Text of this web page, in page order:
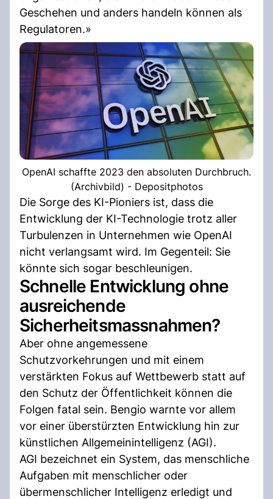
Geschehen und anders handeln können als
Regulatoren.»
OpenAI schaffte 2023 den absoluten Durchbruch.
(Archivbild) - Depositphotos
Die Sorge des KI-Pioniers ist, dass die
Entwicklung der KI-Technologie trotz aller
Turbulenzen in Unternehmen wie OpenAI
nicht verlangsamt wird. Im Gegenteil: Sie
könnte sich sogar beschleunigen.
Schnelle Entwicklung ohne
ausreichende
Sicherheitsmassnahmen?
Aber ohne angemessene
Schutzvorkehrungen und mit einem
verstärkten Fokus auf Wettbewerb statt auf
den Schutz der Öffentlichkeit können die
Folgen fatal sein. Bengio warnte vor allem
vor einer überstürzten Entwicklung hin zur
künstlichen Allgemeinintelligenz (AGI).
AGI bezeichnet ein System, das menschliche
Aufgaben mit menschlicher oder
übermenschlicher Intelligenz erledigt und